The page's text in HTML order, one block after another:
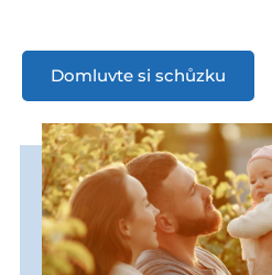
Domluvte si schůzku